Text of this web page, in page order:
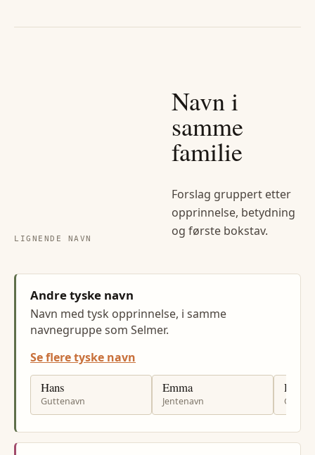
LIGNENDE NAVN
Navn i
samme
familie
Forslag gruppert etter
opprinnelse, betydning
og første bokstav.
Andre tyske navn
Navn med tysk opprinnelse, i samme
navnegruppe som Selmer.
Se flere tyske navn
Hans
Guttenavn
Emma
Jentenavn